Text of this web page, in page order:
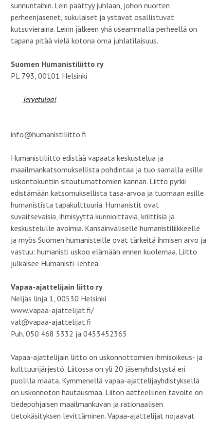
sunnuntaihin. Leiri päättyy juhlaan, johon nuorten
perheenjäsenet, sukulaiset ja ystävät osallistuvat
kutsuvieraina. Leirin jälkeen yhä useammalla perheellä on
tapana pitää vielä kotona oma juhlatilaisuus.
Suomen Humanistiliitto ry
PL 793, 00101 Helsinki
Tervetuloa!
info@humanistiliitto.fi
Humanistiliitto edistää vapaata keskustelua ja
maailmankatsomuksellista pohdintaa ja tuo samalla esille
uskontokuntiin sitoutumattomien kannan. Liitto pyrkii
edistämään katsomuksellista tasa-arvoa ja tuomaan esille
humanistista tapakulttuuria. Humanistit ovat
suvaitsevaisia, ihmisyyttä kunnioittavia, kriittisiä ja
keskustelulle avoimia. Kansainväliselle humanistiliikkeelle
ja myös Suomen humanisteille ovat tärkeitä ihmisen arvo ja
vastuu: humanisti uskoo elämään ennen kuolemaa. Liitto
julkaisee Humanisti-lehteä.
Vapaa-ajattelijain liitto ry
Neljäs linja 1, 00530 Helsinki
www.vapaa-ajattelijat.fi/
val@vapaa-ajattelijat.fi
Puh. 050 468 5332 ja 0453452365
Vapaa-ajattelijain liitto on uskonnottomien ihmisoikeus- ja
kulttuurijärjestö. Liitossa on yli 20 jäsenyhdistystä eri
puolilla maata. Kymmenellä vapaa-ajattelijayhdistyksellä
on uskonnoton hautausmaa. Liiton aatteellinen tavoite on
tiedepohjaisen maailmankuvan ja rationaalisen
tietokäsityksen levittäminen. Vapaa-ajattelijat nojaavat